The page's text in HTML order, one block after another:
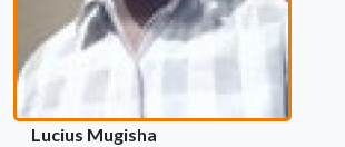
Lucius Mugisha